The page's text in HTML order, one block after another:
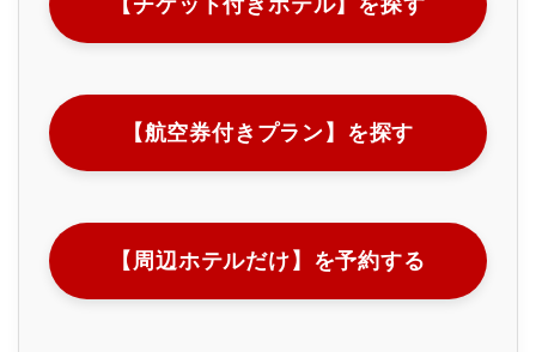
【チケット付きホテル】を探す
【航空券付きプラン】を探す
【周辺ホテルだけ】を予約する